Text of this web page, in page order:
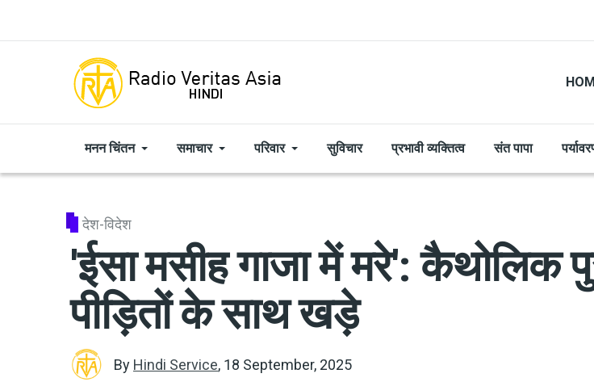
मनन चिंतन समाचार परिवार सुविचार प्रभावी व्यक्तित्व संत पापा
देश-विदेश
'ईसा मसीह गाजा में मरे': कैथोलिक
पीड़ितों के साथ खड़े
By Hindi Service, 18 September, 2025